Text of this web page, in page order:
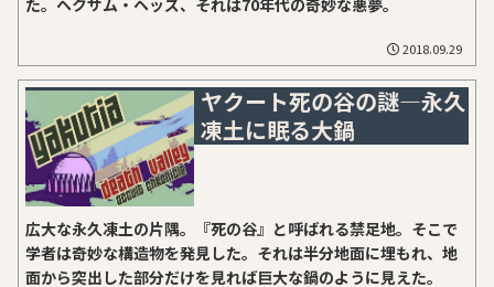
た。ヘクサム・ヘッズ、それは70年代の奇妙な悪夢。
2018.09.29
ヤクート死の谷の謎―永久
凍土に眠る大鍋
広大な永久凍土の片隅。『死の谷』と呼ばれる禁足地。そこで
学者は奇妙な構造物を発見した。それは半分地面に埋もれ、地
面から突出した部分だけを見れば巨大な鍋のように見えた。